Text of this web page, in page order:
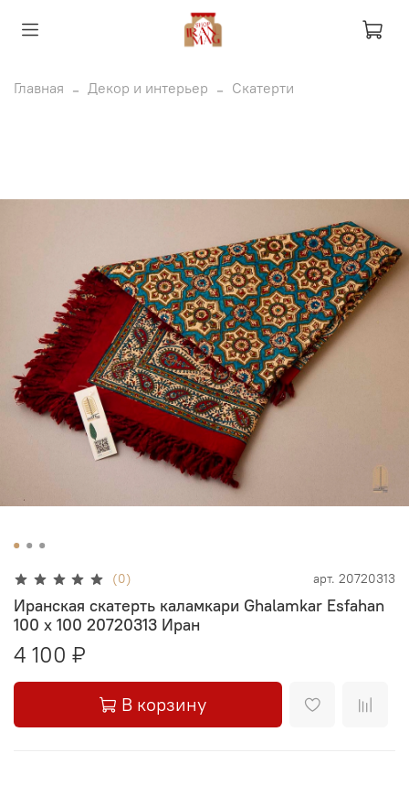
Главная Декор и интерьер Скатерти
(0) арт. 20720313
Иранская скатерть каламкари Ghalamkar Esfahan
100 х 100 20720313 Иран
4 100 ₽
В корзину